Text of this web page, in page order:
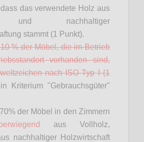
das verwendete Holz aus
und nachhaltiger
stammt (1 Punkt).
% der Möbel, die im Betrieb
vorhanden sind,
nach ISO Typ I (1
Kriterium "Gebrauchsgüter"
der Möbel in den Zimmern
aus Vollholz,
nachhaltiger Holzwirtschaft